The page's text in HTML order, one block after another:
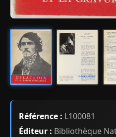
Référence : L100081
Éditeur : Bibliothèque